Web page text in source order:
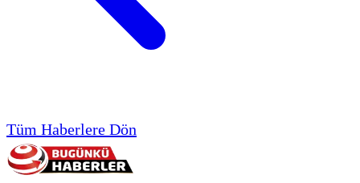
Tüm Haberlere Dön